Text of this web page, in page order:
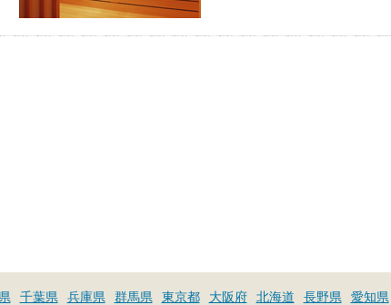
千葉県 兵庫県 群馬県 東京都 大阪府 北海道 長野県 愛知県